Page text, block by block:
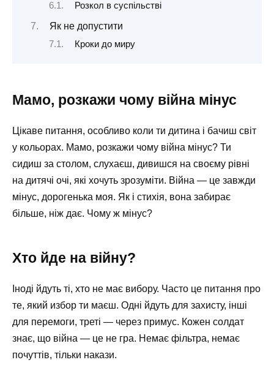
Розкол в суспільстві
Як не допустити
Кроки до миру
Мамо, розкажи чому війна мінус
Цікаве питання, особливо коли ти дитина і бачиш світ
у кольорах. Мамо, розкажи чому війна мінус? Ти
сидиш за столом, слухаєш, дивишся на своєму рівні
на дитячі очі, які хочуть зрозуміти. Війна — це завжди
мінус, дорогенька моя. Як і стихія, вона забирає
більше, ніж дає. Чому ж мінус?
Хто йде на війну?
Іноді йдуть ті, хто не має вибору. Часто це питання про
те, який избор ти маєш. Одні йдуть для захисту, інші
для перемоги, треті — через примус. Кожен солдат
знає, що війна — це не гра. Немає фільтра, немає
почуттів, тільки накази.